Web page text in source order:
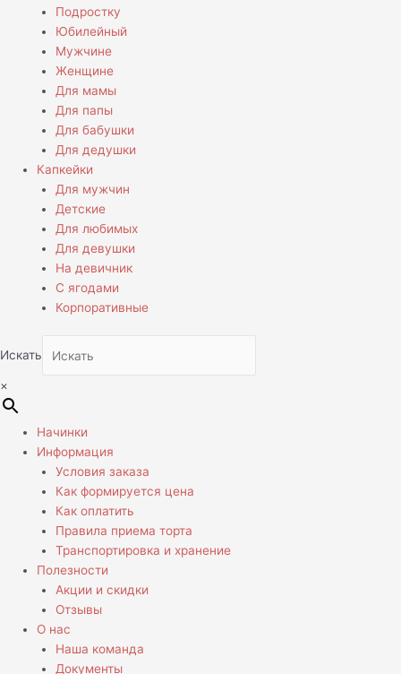
Подростку
Юбилейный
Мужчине
Женщине
Для мамы
Для папы
Для бабушки
Для дедушки
Капкейки
Для мужчин
Детские
Для любимых
Для девушки
На девичник
С ягодами
Корпоративные
Искать
×
Начинки
Информация
Условия заказа
Как формируется цена
Как оплатить
Правила приема торта
Транспортировка и хранение
Полезности
Акции и скидки
Отзывы
О нас
Наша команда
Документы